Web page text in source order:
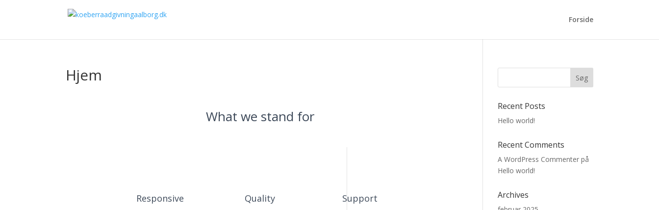
Forside
Hjem
What we stand for
Responsive Quality Support
Søg
Recent Posts
Hello world!
Recent Comments
A WordPress Commenter på
Hello world!
Archives